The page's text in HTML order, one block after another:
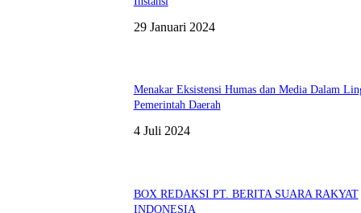
29 Januari 2024
Menakar Eksistensi Humas dan Media Dalam
Pemerintah Daerah
4 Juli 2024
BOX REDAKSI PT. BERITA SUARA RAKYAT
INDONESIA